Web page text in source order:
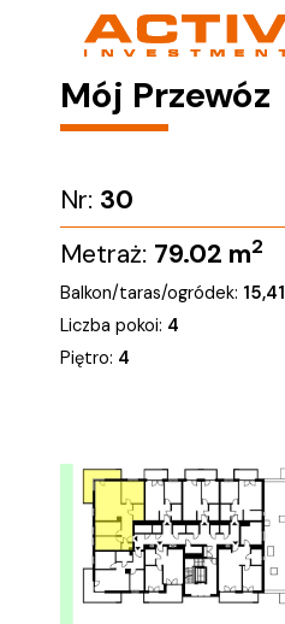
Mój Przewóz
Nr: 30
Metraż: 79.02 m2
Balkon/taras/ogródek: 15,41
Liczba pokoi: 4
Piętro: 4